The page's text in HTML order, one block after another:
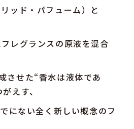
ッド・パフューム）と
レグランスの原液を混合
させた“香水は液体であ
えす、
にない全く新しい概念のフ